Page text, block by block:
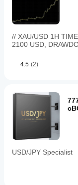
// XAU/USD 1H
2100 USD,
4.5 (2)
777 -
USD/JPY Specialist